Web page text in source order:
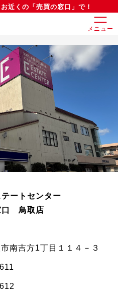
の「売買の窓口」で！
メニュー
ートセンター
口 鳥取店
南吉方1丁目１１４－３